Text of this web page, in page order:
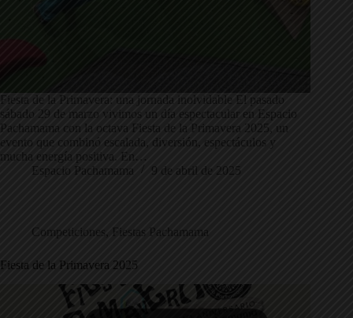
Fiesta de la Primavera: una jornada inolvidable El pasado
sábado 29 de marzo vivimos un día espectacular en Espacio
Pachamama con la octava Fiesta de la Primavera 2025, un
evento que combinó escalada, diversión, espectáculos y
mucha energía positiva. En…
Espacio Pachamama
9 de abril de 2025
Competiciones, Fiestas Pachamama
Fiesta de la Primavera 2025